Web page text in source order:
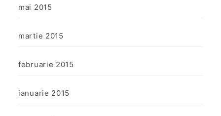
mai 2015
martie 2015
februarie 2015
ianuarie 2015